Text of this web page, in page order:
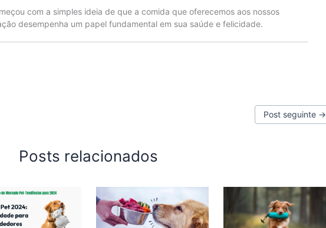
com a simples ideia de que a comida que oferecemos aos nossos
desempenha um papel fundamental em sua saúde e felicidade.
Post seguinte →
Posts relacionados